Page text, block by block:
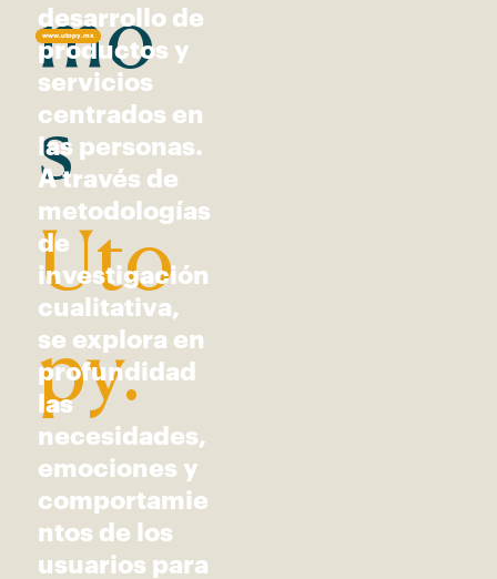
mo
s
Uto
py.
desarrollo de
productos y
servicios
centrados en
las personas.
A través de
metodologías
de
investigación
cualitativa,
se explora en
profundidad
las
necesidades,
emociones y
comportamie
ntos de los
usuarios para
www.utopy.mx